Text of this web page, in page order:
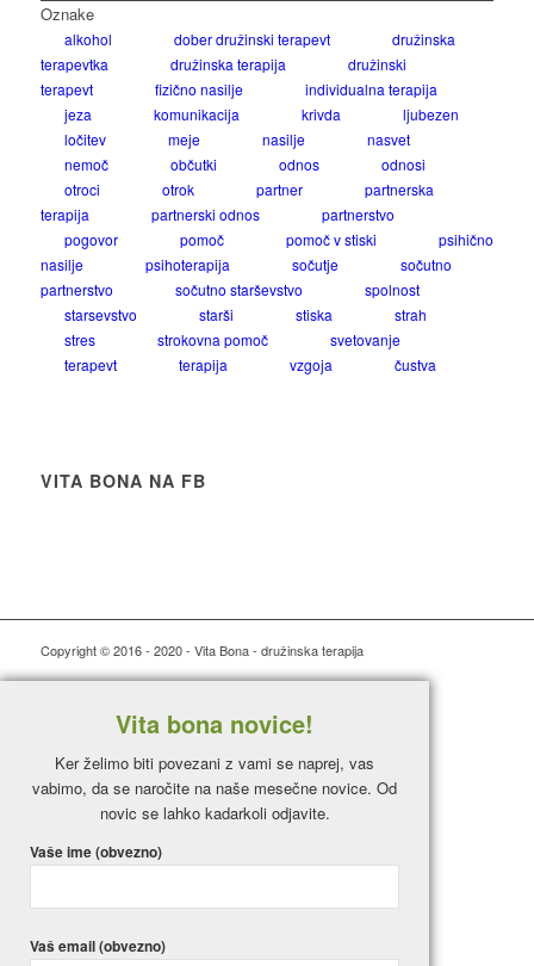
Oznake
alkohol dober družinski terapevt
družinska
terapevtka
družinska terapija
družinski
terapevt
fizično nasilje
individualna terapija
jeza
komunikacija krivda
ljubezen
ločitev
meje nasilje
nasvet
nemoč
občutki odnos
odnosi
otroci
otrok partner
partnerska
terapija
partnerski odnos
partnerstvo
pogovor
pomoč pomoč v stiski
psihično
nasilje
psihoterapija sočutje
sočutno
partnerstvo
sočutno starševstvo
spolnost
starsevstvo
starši stiska
strah
stres
strokovna pomoč
svetovanje
terapevt
terapija vzgoja čustva
VITA BONA NA FB
Copyright © 2016 - 2020 - Vita Bona - družinska terapija
Vita bona novice!
Ker želimo biti povezani z vami se naprej, vas
vabimo, da se naročite na naše mesečne novice. Od
novic se lahko kadarkoli odjavite.
Vaše ime (obvezno)
Vaš email (obvezno)